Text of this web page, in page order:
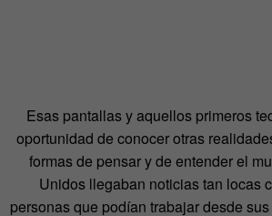
Esas pantallas y aquellos primeros
oportunidad de conocer otras
formas de pensar y de entender el
Unidos llegaban noticias tan locas
personas que podían trabajar desde